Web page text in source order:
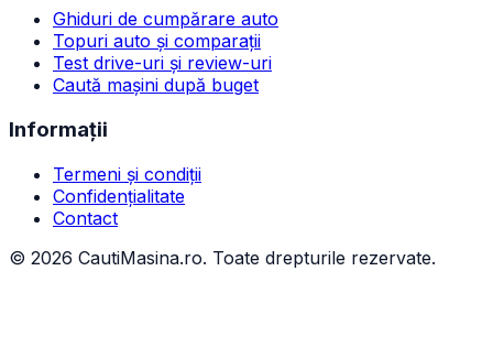
Ghiduri de cumpărare auto
Topuri auto și comparații
Test drive-uri și review-uri
Caută mașini după buget
Informații
Termeni și condiții
Confidențialitate
Contact
© 2026 CautiMasina.ro. Toate drepturile rezervate.